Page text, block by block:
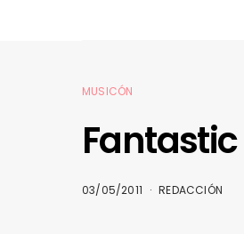
MUSICÓN
03/05/2011 REDACCIÓN